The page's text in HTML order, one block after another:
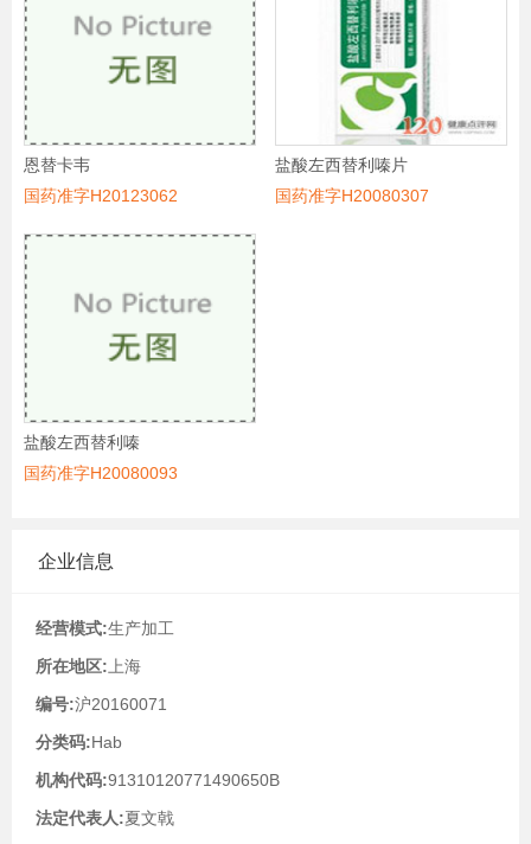
恩替卡韦
国药准字H20123062
盐酸左西替利嗪片
国药准字H20080307
盐酸左西替利嗪
国药准字H20080093
企业信息
经营模式:生产加工
所在地区: 上海
编号:沪20160071
分类码:Hab
机构代码:91310120771490650B
法定代表人:夏文戟